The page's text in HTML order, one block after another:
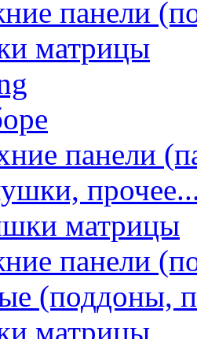
панели
матрицы
панели
матрицы
панели
(поддоны,
матрицы